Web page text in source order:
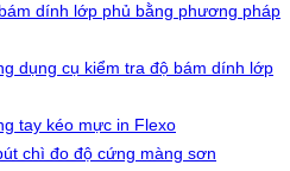
dính lớp phủ bằng phương pháp
dụng cụ kiểm tra độ bám dính lớp
tay kéo mực in Flexo
chì đo độ cứng màng sơn